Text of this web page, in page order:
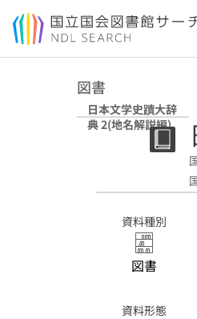
本文へ移動
図書
日本文学史蹟大辞
典 2(地名解説編)
資料種別
図書
資料形態